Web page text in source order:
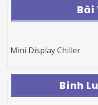
Bài
Mini Display Chiller
Bình